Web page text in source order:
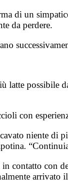
di un
da perdere.
latte possibile
con
niente di
contatto con
arrivato